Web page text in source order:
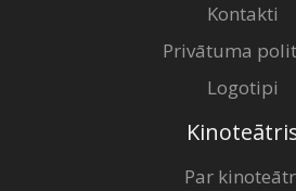
Kontakti
Privātuma
Logotipi
Par